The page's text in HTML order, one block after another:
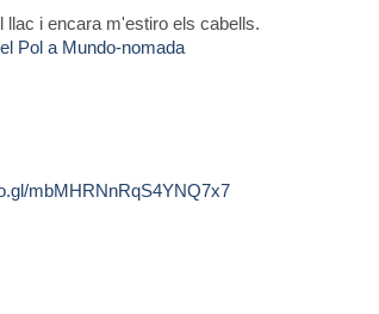
i encara m'estiro els cabells.
Pol a Mundo-nomada
mbMHRNnRqS4YNQ7x7